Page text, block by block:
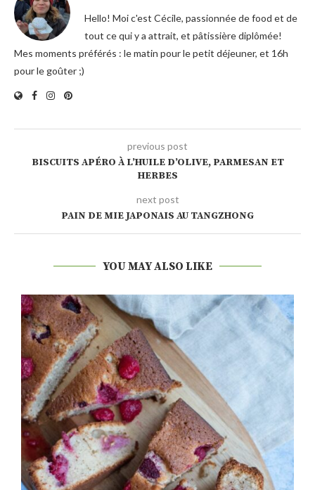
Hello! Moi c'est Cécile, passionnée de food et de
tout ce qui y a attrait, et pâtissière diplômée!
Mes moments préférés : le matin pour le petit déjeuner, et 16h
pour le goûter ;)
previous post
BISCUITS APÉRO À L’HUILE D’OLIVE, PARMESAN ET
HERBES
next post
PAIN DE MIE JAPONAIS AU TANGZHONG
YOU MAY ALSO LIKE